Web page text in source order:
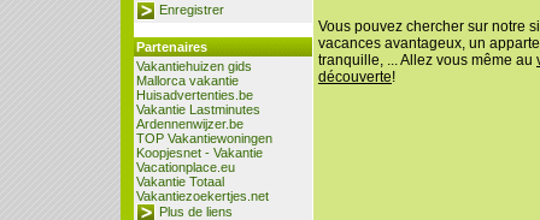
Enregistrer
Partenaires
Vakantiehuizen gids
Mallorca vakantie
Huisadvertenties.be
Vakantie Lastminutes
Ardennenwijzer.be
TOP Vakantiewoningen
Koopjesnet - Vakantie
Vacationplace.eu
Vakantie Totaal
Vakantiezoekertjes.net
Plus de liens
Vous pouvez chercher sur notre
vacances avantageux, un
tranquille, ... Allez vous même au
découverte!